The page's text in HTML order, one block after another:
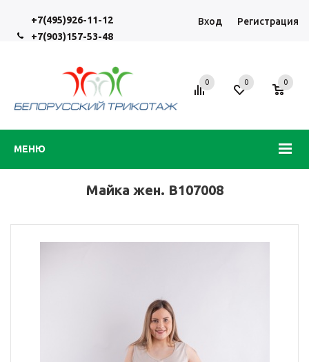
+7(495)926-11-12
+7(903)157-53-48
Вход Регистрация
МЕНЮ
0 0 0
Майка жен. В107008